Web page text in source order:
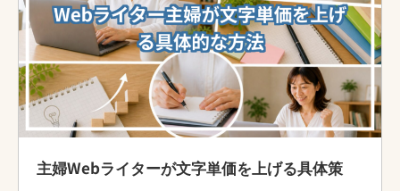
主婦Webライターが文字単価を上げる具体策